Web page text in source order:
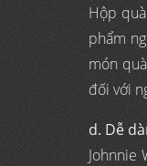
Hộp
phẩm
món
đối với
d. Dễ
Johnnie